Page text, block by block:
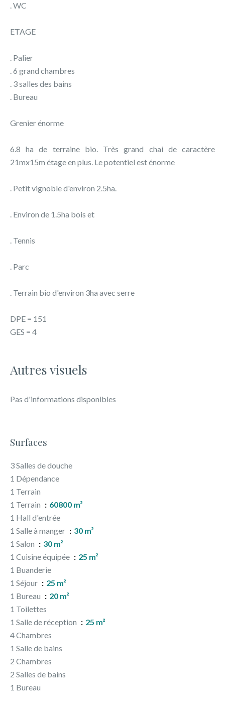
. WC
ETAGE
. Palier
. 6 grand chambres
. 3 salles des bains
. Bureau
Grenier énorme
6.8 ha de terraine bio. Très grand chai de caractère
21mx15m étage en plus. Le potentiel est énorme
. Petit vignoble d'environ 2.5ha.
. Environ de 1.5ha bois et
. Tennis
. Parc
. Terrain bio d'environ 3ha avec serre
DPE = 151
GES = 4
Autres visuels
Pas d'informations disponibles
Surfaces
3 Salles de douche
1 Dépendance
1 Terrain
1 Terrain
60800 m²
1 Hall d'entrée
1 Salle à manger
30 m²
1 Salon
30 m²
1 Cuisine équipée
25 m²
1 Buanderie
1 Séjour
25 m²
1 Bureau
20 m²
1 Toilettes
1 Salle de réception
25 m²
4 Chambres
1 Salle de bains
2 Chambres
2 Salles de bains
1 Bureau